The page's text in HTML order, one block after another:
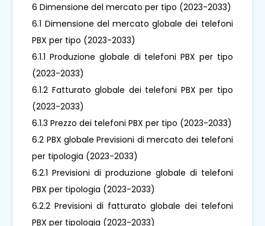
6 Dimensione del mercato per tipo (2023-2033)
6.1 Dimensione del mercato globale dei telefoni
PBX per tipo (2023-2033)
6.1.1 Produzione globale di telefoni PBX per tipo
(2023-2033)
6.1.2 Fatturato globale dei telefoni PBX per tipo
(2023-2033)
6.1.3 Prezzo dei telefoni PBX per tipo (2023-2033)
6.2 PBX globale Previsioni di mercato dei telefoni
per tipologia (2023-2033)
6.2.1 Previsioni di produzione globale di telefoni
PBX per tipologia (2023-2033)
6.2.2 Previsioni di fatturato globale dei telefoni
PBX per tipologia (2023-2033)